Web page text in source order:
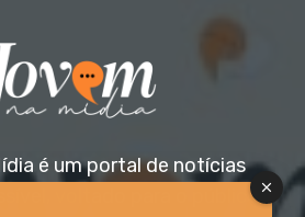
é um portal de notícias
voltado para o público